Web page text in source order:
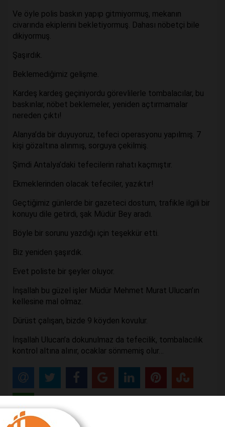
Ve öyle polis baskın yapıp gitmiyormuş, mekanın
civarında ekiplerini bekletiyormuş. Dahası nöbetçi bile
dikiyormuş.
Şaşırdık.
Beklemediğimiz gelişme.
Kardeş kardeş geçiniyordu görevlilerle tombalacılar, bu
baskınlar, nöbet beklemeler, yeniden açtırmamalar
nereden çıktı!
Alanya’da bir duyuyoruz, tefeci operasyonu yapılmış. 7
kişi gözaltına alınmış, sorguya çekilmiş.
Şimdi Antalya’daki tefecilerin rahatı kaçmıştır.
Ekmeklerinden olacak tefeciler, yazıktır!
Geçtiğimiz günlerde bir gazeteci dostum, trafikle ilgili bir
konuyu dile getirdi, şak Müdür Bey aradı.
Böyle bir sorunu yazdığı için teşekkür etti.
Biz yeniden şaşırdık.
Evet poliste bir şeyler oluyor.
İnşallah bu güzel işler Müdür Mehmet Murat Ulucan’ın
kellesine mal olmaz.
Dürüst çalışan, bizde 9 köyden kovulur.
İnşallah Ulucan’a dokunulmaz da tefecilik, tombalacılık
kontrol altına alınır, ocaklar sönmemiş olur…